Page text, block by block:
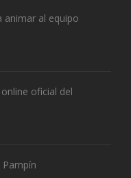
animar al equipo
oficial del